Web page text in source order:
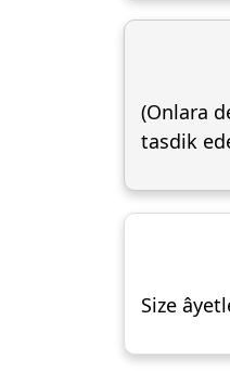
(Onlara
tasdik
Size